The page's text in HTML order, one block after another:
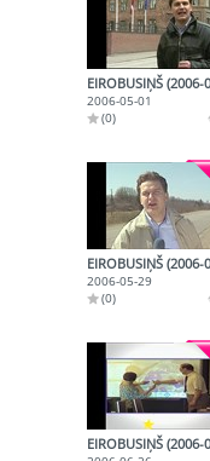
2006-05-01
(0)
2006-05-29
(0)